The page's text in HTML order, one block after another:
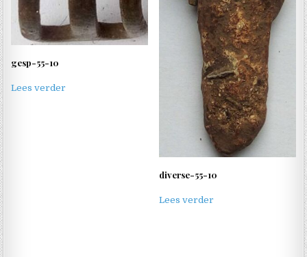
gesp-55-10
Lees verder
diverse-55-10
Lees verder